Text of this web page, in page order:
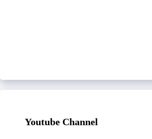
Youtube Channel